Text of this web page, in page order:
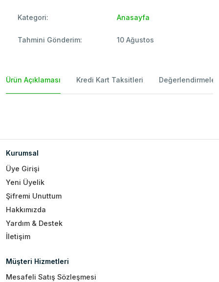
Kategori: Anasayfa
Tahmini Gönderim: 10 Ağustos
Ürün Açıklaması Kredi Kart Taksitleri Değerlendirmeler
Kurumsal
Üye Girişi
Yeni Üyelik
Şifremi Unuttum
Hakkımızda
Yardım & Destek
İletişim
Müşteri Hizmetleri
Mesafeli Satış Sözleşmesi